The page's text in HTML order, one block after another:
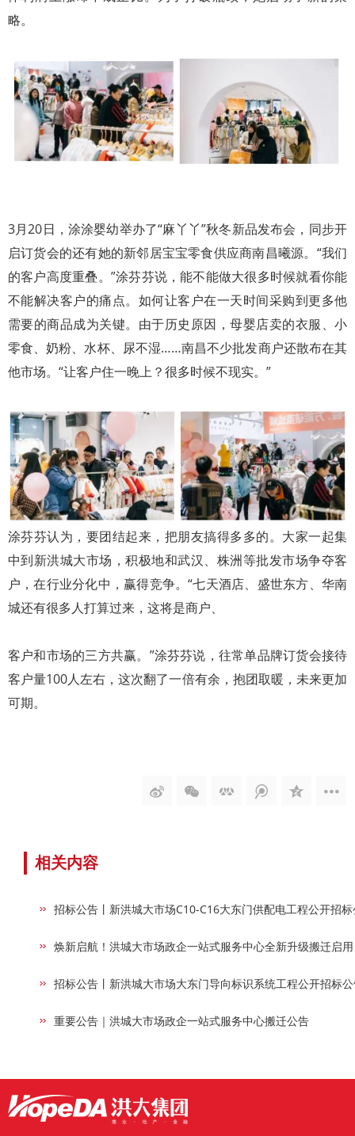
略。
3月20日，涂涂婴幼举办了“麻丫丫”秋冬新品发布会，同步开
启订货会的还有她的新邻居宝宝零食供应商南昌曦源。“我们
的客户高度重叠。”涂芬芬说，能不能做大很多时候就看你能
不能解决客户的痛点。如何让客户在一天时间采购到更多他
需要的商品成为关键。由于历史原因，母婴店卖的衣服、小
零食、奶粉、水杯、尿不湿……南昌不少批发商户还散布在其
他市场。“让客户住一晚上？很多时候不现实。”
涂芬芬认为，要团结起来，把朋友搞得多多的。大家一起集
中到新洪城大市场，积极地和武汉、株洲等批发市场争夺客
户，在行业分化中，赢得竞争。“七天酒店、盛世东方、华南
城还有很多人打算过来，这将是商户、
客户和市场的三方共赢。”涂芬芬说，往常单品牌订货会接待
客户量100人左右，这次翻了一倍有余，抱团取暖，未来更加
可期。
相关内容
招标公告丨新洪城大市场C10-C16大东门供配电工程公开招
焕新启航！洪城大市场政企一站式服务中心全新升级搬迁启用
招标公告丨新洪城大市场大东门导向标识系统工程公开招标
重要公告｜洪城大市场政企一站式服务中心搬迁公告